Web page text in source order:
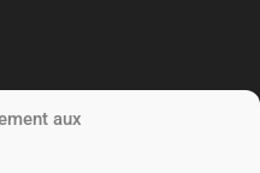
aux
rencontrer